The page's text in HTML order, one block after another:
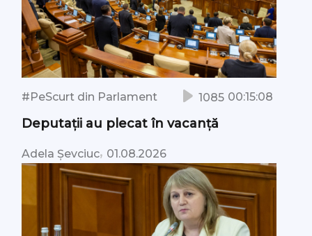
#PeScurt din Parlament 1085 00:15:08
Deputații au plecat în vacanță
Adela Șevciuc, 01.08.2026